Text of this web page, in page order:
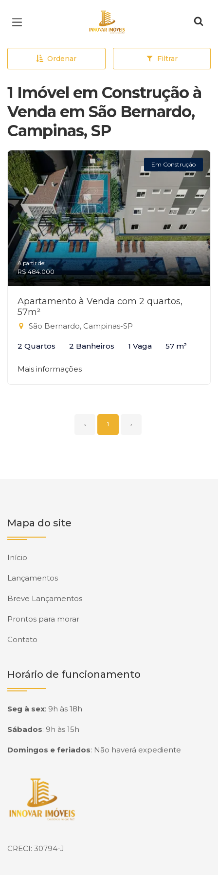
Página inicial
Ordenar Filtrar
1 Imóvel em Construção à
Venda em São Bernardo,
Campinas, SP
Em Construção
A partir de:
R$ 484.000
Apartamento à Venda com 2 quartos,
57m²
São Bernardo, Campinas-SP
2 Quartos 2 Banheiros 1 Vaga 57 m²
Mais informações
‹ 1 ›
Mapa do site
Início
Lançamentos
Breve Lançamentos
Prontos para morar
Contato
Horário de funcionamento
Seg à sex: 9h às 18h
Sábados: 9h às 15h
Domingos e feriados: Não haverá expediente
Página inicial
CRECI: 30794-J